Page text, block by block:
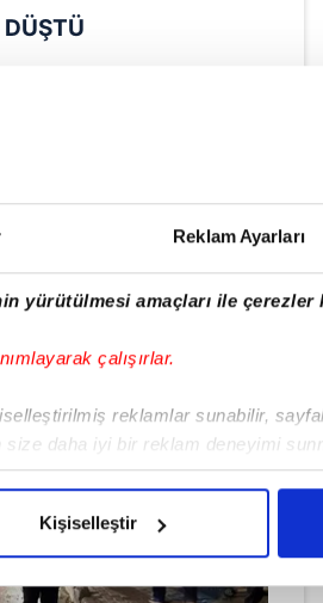
Reklam Ayarları
yürütülmesi amaçları ile çerezler
çalışırlar.
reklamlar sunabilir,
size daha iyi bir reklam deneyimi
ve bu noktada,
takdirde, kullanıcılara hedefli
Kişiselleştir
DÜŞTÜ
park halindeki
bazı iş yerlerinin
polis ve zabıta
önlemi alırken,